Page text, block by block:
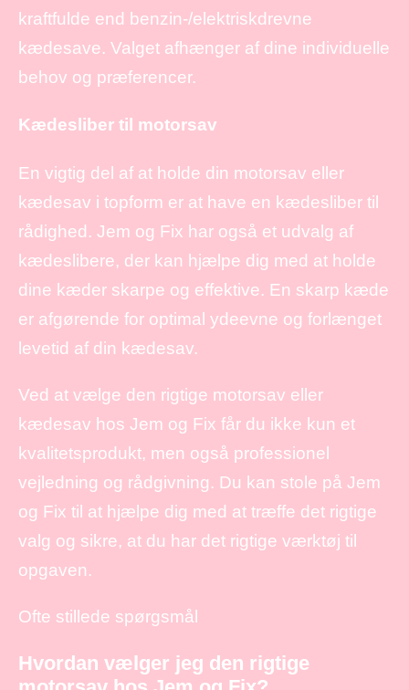
kraftfulde end benzin-/elektriskdrevne
kædesave. Valget afhænger af dine individuelle
behov og præferencer.
Kædesliber til motorsav
En vigtig del af at holde din motorsav eller
kædesav i topform er at have en kædesliber til
rådighed. Jem og Fix har også et udvalg af
kædeslibere, der kan hjælpe dig med at holde
dine kæder skarpe og effektive. En skarp kæde
er afgørende for optimal ydeevne og forlænget
levetid af din kædesav.
Ved at vælge den rigtige motorsav eller
kædesav hos Jem og Fix får du ikke kun et
kvalitetsprodukt, men også professionel
vejledning og rådgivning. Du kan stole på Jem
og Fix til at hjælpe dig med at træffe det rigtige
valg og sikre, at du har det rigtige værktøj til
opgaven.
Ofte stillede spørgsmål
Hvordan vælger jeg den rigtige